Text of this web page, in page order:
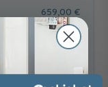
Seidenglanz
56,00 €
659,00 €